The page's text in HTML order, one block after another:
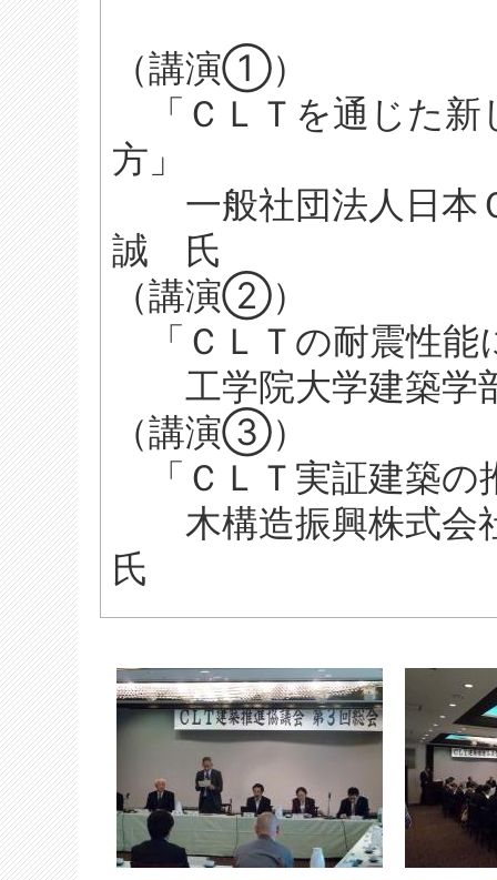
（講演①）
「ＣＬＴを通じた新
方」
一般社団法人日本
誠 氏
（講演②）
「ＣＬＴの耐震性能
工学院大学建築学
（講演③）
「ＣＬＴ実証建築の
木構造振興株式
氏